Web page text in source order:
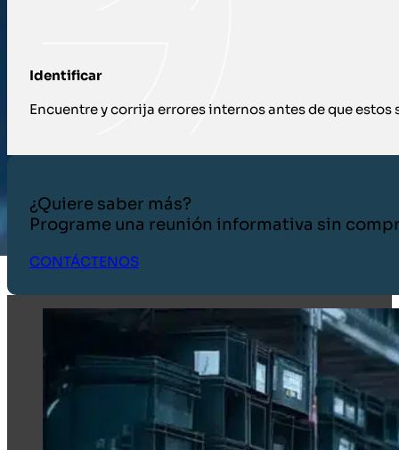
Identificar
Encuentre y corrija errores internos antes de que
¿Quiere saber más?
Programe una reunión informativa sin
CONTÁCTENOS